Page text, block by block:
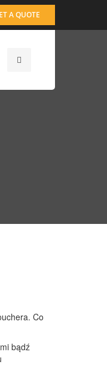
A QUOTE
Co
bądź